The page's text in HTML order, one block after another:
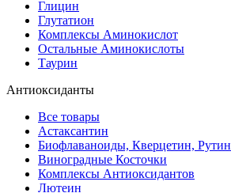
Глицин
Глутатион
Комплексы Аминокислот
Остальные Аминокислоты
Таурин
Антиоксиданты
Все товары
Астаксантин
Биофлаваноиды, Кверцетин, Рутин
Виноградные Косточки
Комплексы Антиоксидантов
Лютеин